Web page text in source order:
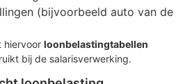
(bijvoorbeeld auto van de
hiervoor loonbelastingtabellen
bij de salarisverwerking.